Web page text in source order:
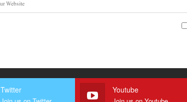
Twitter Youtube